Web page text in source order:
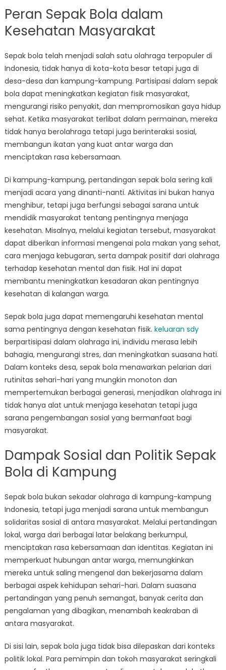
Peran Sepak Bola dalam
Kesehatan Masyarakat
Sepak bola telah menjadi salah satu olahraga terpopuler di
Indonesia, tidak hanya di kota-kota besar tetapi juga di
desa-desa dan kampung-kampung. Partisipasi dalam sepak
bola dapat meningkatkan kegiatan fisik masyarakat,
mengurangi risiko penyakit, dan mempromosikan gaya hidup
sehat. Ketika masyarakat terlibat dalam permainan, mereka
tidak hanya berolahraga tetapi juga berinteraksi sosial,
membangun ikatan yang kuat antar warga dan
menciptakan rasa kebersamaan.
Di kampung-kampung, pertandingan sepak bola sering kali
menjadi acara yang dinanti-nanti. Aktivitas ini bukan hanya
menghibur, tetapi juga berfungsi sebagai sarana untuk
mendidik masyarakat tentang pentingnya menjaga
kesehatan. Misalnya, melalui kegiatan tersebut, masyarakat
dapat diberikan informasi mengenai pola makan yang sehat,
cara menjaga kebugaran, serta dampak positif dari olahraga
terhadap kesehatan mental dan fisik. Hal ini dapat
membantu meningkatkan kesadaran akan pentingnya
kesehatan di kalangan warga.
Sepak bola juga dapat memengaruhi kesehatan mental
sama pentingnya dengan kesehatan fisik. keluaran sdy
berpartisipasi dalam olahraga ini, individu merasa lebih
bahagia, mengurangi stres, dan meningkatkan suasana hati.
Dalam konteks desa, sepak bola menawarkan pelarian dari
rutinitas sehari-hari yang mungkin monoton dan
mempertemukan berbagai generasi, menjadikan olahraga ini
tidak hanya alat untuk menjaga kesehatan tetapi juga
sarana pengembangan sosial yang bermanfaat bagi
masyarakat.
Dampak Sosial dan Politik Sepak
Bola di Kampung
Sepak bola bukan sekadar olahraga di kampung-kampung
Indonesia, tetapi juga menjadi sarana untuk membangun
solidaritas sosial di antara masyarakat. Melalui pertandingan
lokal, warga dari berbagai latar belakang berkumpul,
menciptakan rasa kebersamaan dan identitas. Kegiatan ini
memperkuat hubungan antar warga, memungkinkan
mereka untuk saling mengenal dan bekerjasama dalam
berbagai aspek kehidupan sehari-hari. Dalam suasana
pertandingan yang penuh semangat, banyak cerita dan
pengalaman yang dibagikan, menambah keakraban di
antara masyarakat.
Di sisi lain, sepak bola juga tidak bisa dilepaskan dari konteks
politik lokal. Para pemimpin dan tokoh masyarakat seringkali